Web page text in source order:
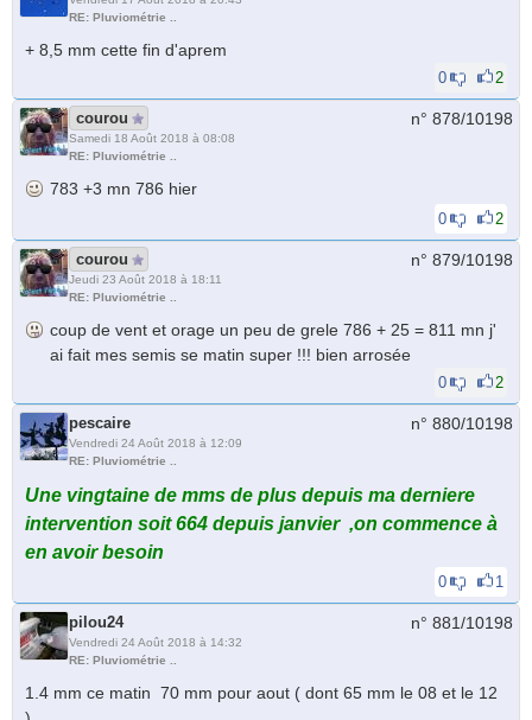
RE: Pluviométrie ..
+ 8,5 mm cette fin d'aprem
0 2
courou
Samedi 18 Août 2018 à 08:08
RE: Pluviométrie ..
n° 878/10198
783 +3 mn 786 hier
0 2
courou
Jeudi 23 Août 2018 à 18:11
RE: Pluviométrie ..
n° 879/10198
coup de vent et orage un peu de grele 786 + 25 = 811 mn j'
ai fait mes semis se matin super !!! bien arrosée
0 2
pescaire
Vendredi 24 Août 2018 à 12:09
RE: Pluviométrie ..
n° 880/10198
Une vingtaine de mms de plus depuis ma derniere
intervention soit 664 depuis janvier ,on commence à
en avoir besoin
0 1
pilou24
Vendredi 24 Août 2018 à 14:32
RE: Pluviométrie ..
n° 881/10198
1.4 mm ce matin 70 mm pour aout ( dont 65 mm le 08 et le 12